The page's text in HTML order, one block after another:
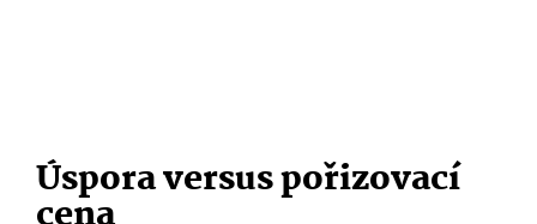
Úspora versus pořizovací